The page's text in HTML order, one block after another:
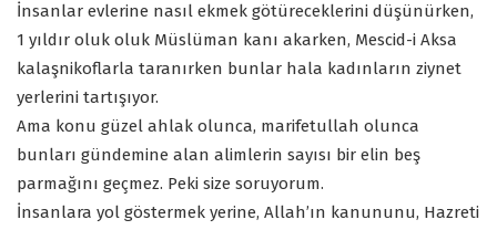
İnsanlar evlerine nasıl ekmek götüreceklerini düşünürken,
1 yıldır oluk oluk Müslüman kanı akarken, Mescid-i Aksa
kalaşnikoflarla taranırken bunlar hala kadınların ziynet
yerlerini tartışıyor.
Ama konu güzel ahlak olunca, marifetullah olunca
bunları gündemine alan alimlerin sayısı bir elin beş
parmağını geçmez. Peki size soruyorum.
İnsanlara yol göstermek yerine, Allah’ın kanununu, Hazreti